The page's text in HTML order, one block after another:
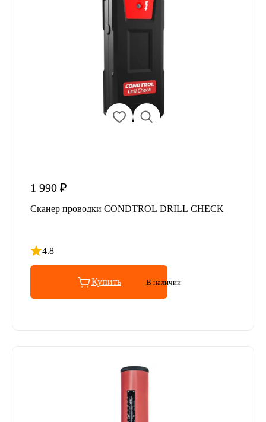
1 990 ₽
Сканер проводки CONDTROL DRILL CHECK
4.8
Рейтинг 4.8 из 5
Купить В наличии